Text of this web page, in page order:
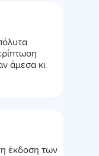
άμεσα κι
έκδοση των